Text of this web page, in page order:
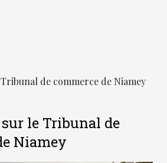
de commerce de Niamey
le Tribunal de
Niamey